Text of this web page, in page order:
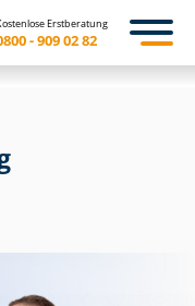
Erstberatung
- 909 02 82